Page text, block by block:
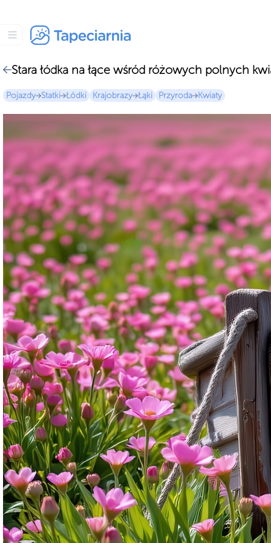
Stara łódka na łące wśród różowych polnych
Pojazdy Statki Łódki Krajobrazy Łąki Przyroda Kwiaty